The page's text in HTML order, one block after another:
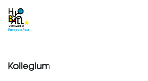
Kollegium